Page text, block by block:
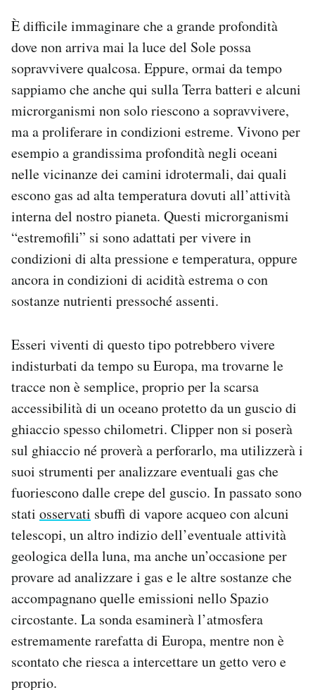
È difficile immaginare che a grande profondità
dove non arriva mai la luce del Sole possa
sopravvivere qualcosa. Eppure, ormai da tempo
sappiamo che anche qui sulla Terra batteri e alcuni
microrganismi non solo riescono a sopravvivere,
ma a proliferare in condizioni estreme. Vivono per
esempio a grandissima profondità negli oceani
nelle vicinanze dei camini idrotermali, dai quali
escono gas ad alta temperatura dovuti all’attività
interna del nostro pianeta. Questi microrganismi
“estremofili” si sono adattati per vivere in
condizioni di alta pressione e temperatura, oppure
ancora in condizioni di acidità estrema o con
sostanze nutrienti pressoché assenti.
Esseri viventi di questo tipo potrebbero vivere
indisturbati da tempo su Europa, ma trovarne le
tracce non è semplice, proprio per la scarsa
accessibilità di un oceano protetto da un guscio di
ghiaccio spesso chilometri. Clipper non si poserà
sul ghiaccio né proverà a perforarlo, ma utilizzerà i
suoi strumenti per analizzare eventuali gas che
fuoriescono dalle crepe del guscio. In passato sono
stati osservati sbuffi di vapore acqueo con alcuni
telescopi, un altro indizio dell’eventuale attività
geologica della luna, ma anche un’occasione per
provare ad analizzare i gas e le altre sostanze che
accompagnano quelle emissioni nello Spazio
circostante. La sonda esaminerà l’atmosfera
estremamente rarefatta di Europa, mentre non è
scontato che riesca a intercettare un getto vero e
proprio.